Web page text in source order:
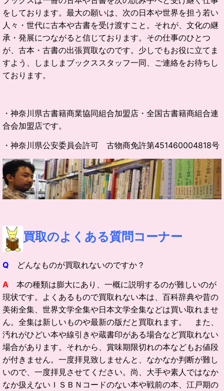
をしております。 最大の願いは、次の日本や世界を担う若い
人々・世代に古本や古書を受け渡すこと。 それが、文化の継
承・発展につながると信じております。 その仕事のひとつ
が、古本・古書の出張買取なのです。 少しでもお役に立てま
すよう、しましまブックススタッフ一同、ご連絡をお待ちし
ております。
・神奈川県古書籍商業協同組合加盟店・全国古書籍商組合連
合会加盟店です。
・神奈川県公安委員会許可 古物商免許第451460004818号
買取のよくある質問コーナー
Q どんなものが買取れないのですか？
A
本の種類は膨大にあり、一概に説明するのが難しいのが
現状です。よくあるもので買取れない本は、百科辞典や昔の
美術全集、世界文学全集や日本文学全集などは買い取れませ
ん。全集は新しいものや最新の版だと買取れます。 また、
汚れがひどい本や線引きや蔵書印がある場合など買取れない
場合があります。それから、賞味期限切れの本などもお値段
が付きません。一度拝見致しませんと、なかなか判断が難し
いので、一度拝見させてください。尚、大手や素人ではなか
なか扱えないＩＳＢＮコードのない本や戦前の本、江戸期の